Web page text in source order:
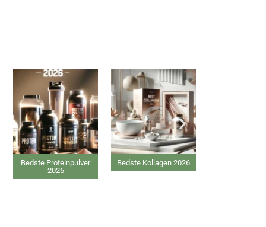
Bedste Proteinpulver
2026
Bedste Kollagen 2026